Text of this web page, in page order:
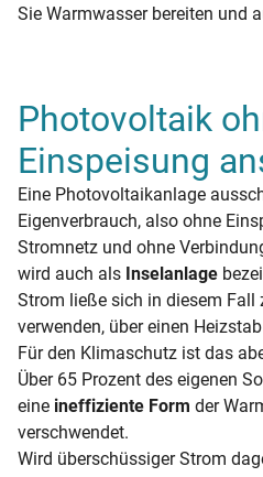
Sie Warmwasser bereiten und
Photovoltaik
Einspeisung
Eine Photovoltaikanlage
Eigenverbrauch, also ohne
Stromnetz und ohne
wird auch als Inselanlage
Strom ließe sich in diesem Fall
verwenden, über einen
Für den Klimaschutz ist das
Über 65 Prozent des eigenen
eine ineffiziente Form der
verschwendet.
Wird überschüssiger Strom